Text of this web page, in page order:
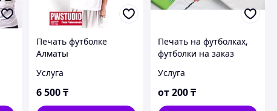
Печать футболке
Алматы
Услуга
6 500 ₸
Печать на футболках,
футболки на заказ
Услуга
от200₸